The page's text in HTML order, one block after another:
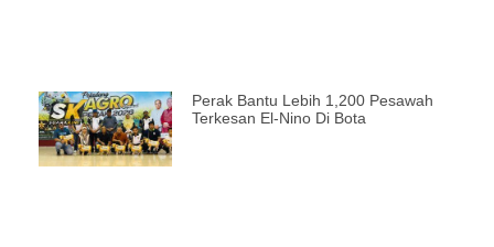
Perak Bantu Lebih 1,200 Pesawah
Terkesan El-Nino Di Bota